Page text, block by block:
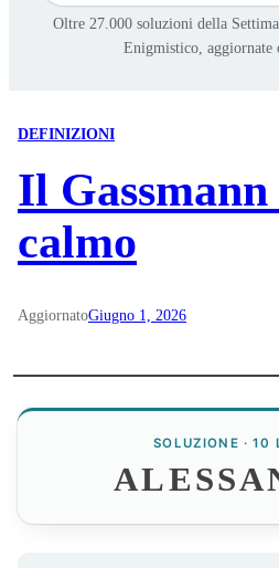
Oltre 27.000 soluzioni della
Enigmistico, aggiornate
DEFINIZIONI
Il
calmo
AggiornatoGiugno 1, 2026
SOLUZIONE · 10